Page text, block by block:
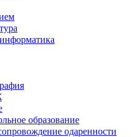
образование
одаренности